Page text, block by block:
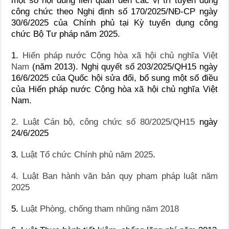
công chức theo Nghị định số 170/2025/NĐ-CP ngày
30/6/2025 của Chính phủ tại Kỳ tuyển dụng công
chức Bộ Tư pháp năm 2025.
1. Hiến pháp nước Cộng hòa xã hội chủ nghĩa Việt
Nam (năm 2013). Nghị quyết số 203/2025/QH15 ngày
16/6/2025 của Quốc hội sửa đổi, bổ sung một số điều
của Hiến pháp nước Cộng hòa xã hội chủ nghĩa Việt
Nam.
2. Luật Cán bộ, công chức số 80/2025/QH15 ngày
24/6/2025
3. Luật Tổ chức Chính phủ năm 2025.
4. Luật Ban hành văn bản quy phạm pháp luật năm
2025
5. Luật Phòng, chống tham nhũng năm 2018